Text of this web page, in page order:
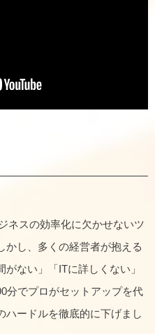
ネスの効率化に欠かせないツ
かし、多くの経営者が抱える
ない」「ITに詳しくない」
分でプロがセットアップを代
ハードルを徹底的に下げまし